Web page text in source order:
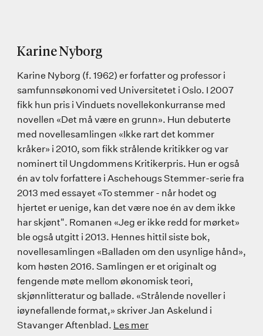
Karine Nyborg
Karine Nyborg (f. 1962) er forfatter og professor i
samfunnsøkonomi ved Universitetet i Oslo. I 2007
fikk hun pris i Vinduets novellekonkurranse med
novellen «Det må være en grunn». Hun debuterte
med novellesamlingen «Ikke rart det kommer
kråker» i 2010, som fikk strålende kritikker og var
nominert til Ungdommens Kritikerpris. Hun er også
én av tolv forfattere i Aschehougs Stemmer-serie fra
2013 med essayet «To stemmer - når hodet og
hjertet er uenige, kan det være noe én av dem ikke
har skjønt". Romanen «Jeg er ikke redd for mørket»
ble også utgitt i 2013. Hennes hittil siste bok,
novellesamlingen «Balladen om den usynlige hånd»,
kom høsten 2016. Samlingen er et originalt og
fengende møte mellom økonomisk teori,
skjønnlitteratur og ballade. «Strålende noveller i
iøynefallende format,» skriver Jan Askelund i
Stavanger Aftenblad. Les mer